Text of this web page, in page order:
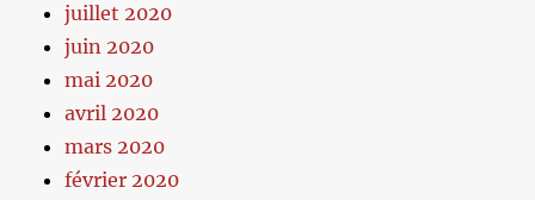
juillet 2020
juin 2020
mai 2020
avril 2020
mars 2020
février 2020